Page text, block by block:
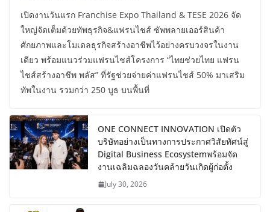
เปิดงานวันแรก Franchise Expo Thailand & TESE 2026 จัด
ใหญ่จัดเต็มด้วยทัพธุรกิจ&แฟรนไชส์ ซัพพลายเออร์สินค้า
ศักยภาพและโมเดลธุรกิจสร้างอาชีพไว้อย่างครบวงจรในงาน
เดียว พร้อมแนวร่วมแฟรนไชส์โครงการ “ไทยช่วยไทย แฟรน
ไชส์สร้างอาชีพ พลัส” ที่รัฐช่วยจ่ายค่าแฟรนไชส์ 50% มาเสริม
ทัพในงาน รวมกว่า 250 บูธ บนพื้นที่
ONE CONNECT INNOVATION เปิดตัว
บริษัทอย่างเป็นทางการประกาศวิสัยทัศน์สู่
Digital Business Ecosystemพร้อมจัด
งานเฉลิมฉลองวันคล้ายวันเกิดผู้ก่อตั้ง
July 30, 2026